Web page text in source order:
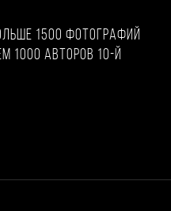
1500 фотографий
1000 авторов 10-й